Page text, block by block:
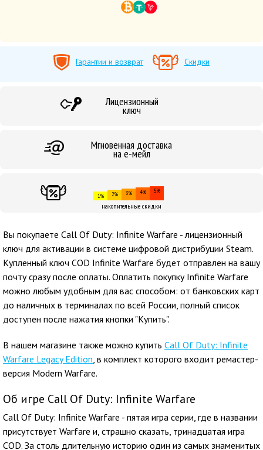
Гарантии и возврат Скидки
Лицензионный
ключ
Мгновенная доставка
на е-мейл
1% 2% 3% 4% 5%
накопительные скидки
Вы покупаете Call Of Duty: Infinite Warfare - лицензионный
ключ для активации в системе цифровой дистрибуции Steam.
Купленный ключ COD Infinite Warfare будет отправлен на вашу
почту сразу после оплаты. Оплатить покупку Infinite Warfare
можно любым удобным для вас способом: от банковских карт
до наличных в терминалах по всей России, полный список
доступен после нажатия кнопки "Купить".
В нашем магазине также можно купить Call Of Duty: Infinite
Warfare Legacy Edition, в комплект которого входит ремастер-
версия Modern Warfare.
Об игре Call Of Duty: Infinite Warfare
Call Of Duty: Infinite Warfare - пятая игра серии, где в названии
присутствует Warfare и, страшно сказать, тринадцатая игра
COD. За столь длительную историю один из самых знаменитых